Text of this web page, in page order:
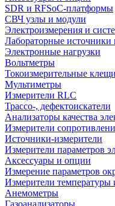
SDR и RFSoC‑платформы
СВЧ узлы и модули
Электроизмерения и
Лабораторные источники
Электронные нагрузки
Вольтметры
Токоизмерительные клещи
Мультиметры
Измерители RLC
Трассо-, дефектоискатели
Анализаторы качества
Измерители
Источники-измерители
Измерители параметров
Аксессуары и опции
Измерение параметров
Измерители температуры
Анемометры
Газоанализаторы